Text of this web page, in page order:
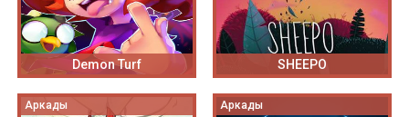
Demon Turf SHEEPO
Аркады Аркады